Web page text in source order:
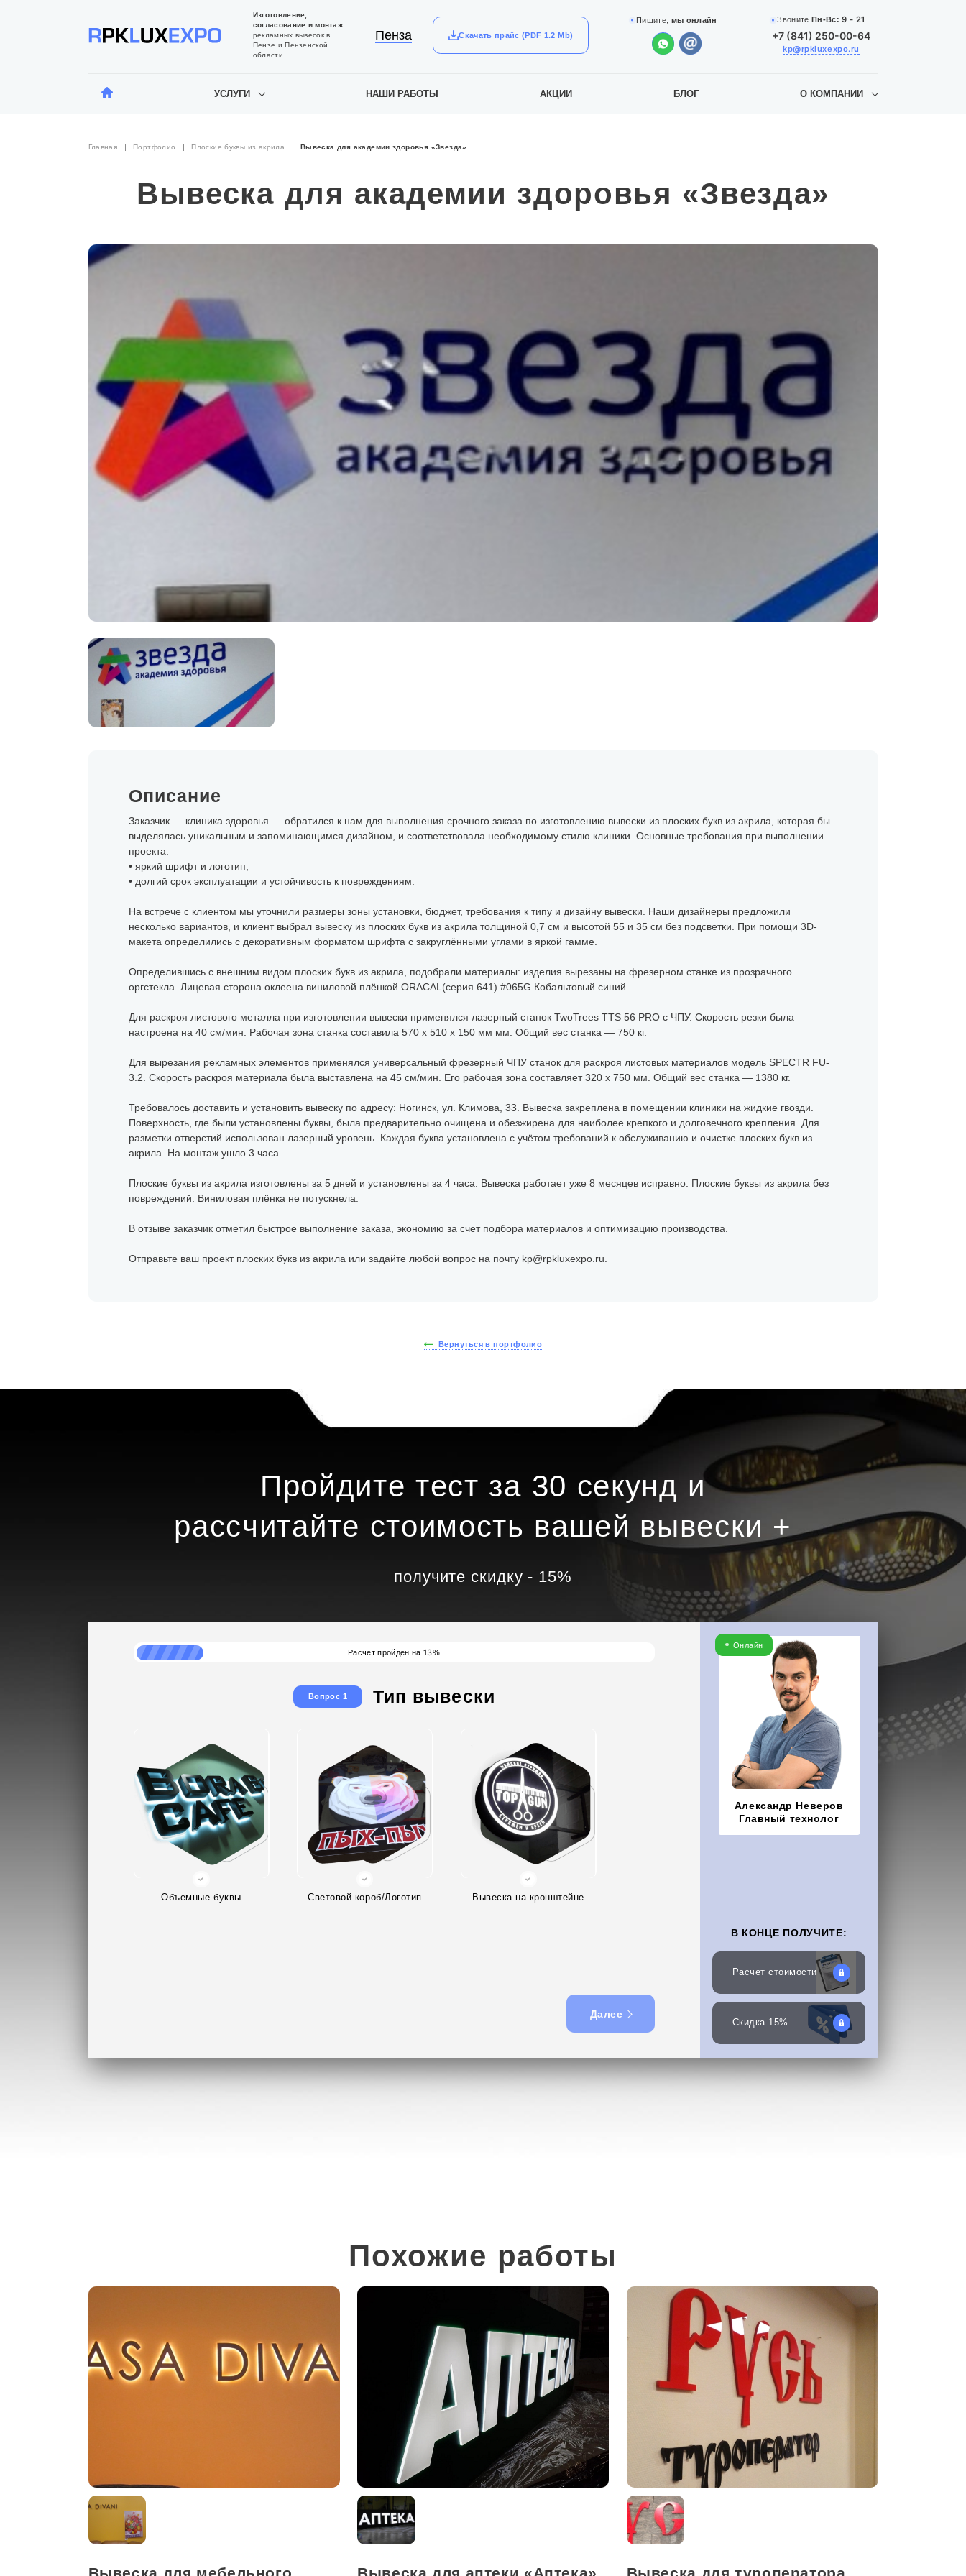
Изготовление,
согласование и монтаж
рекламных вывесок в
Пензе и Пензенской
области
Пенза Скачать прайс (PDF 1.2 Mb)
Пишите, мы онлайн Звоните Пн-Вс:9 - 21
+7 (841) 250-00-64
kp@rpkluxexpo.ru
УСЛУГИ НАШИ РАБОТЫ АКЦИИ БЛОГ О КОМПАНИИ
Главная Портфолио Плоские буквы из акрила Вывеска для академии здоровья «Звезда»
Вывеска для академии здоровья «Звезда»
Описание
Заказчик — клиника здоровья — обратился к нам для выполнения срочного заказа по изготовлению вывески из плоских букв из акрила, которая бы
выделялась уникальным и запоминающимся дизайном, и соответствовала необходимому стилю клиники. Основные требования при выполнении
проекта:
• яркий шрифт и логотип;
• долгий срок эксплуатации и устойчивость к повреждениям.
На встрече с клиентом мы уточнили размеры зоны установки, бюджет, требования к типу и дизайну вывески. Наши дизайнеры предложили
несколько вариантов, и клиент выбрал вывеску из плоских букв из акрила толщиной 0,7 см и высотой 55 и 35 см без подсветки. При помощи 3D-
макета определились с декоративным форматом шрифта с закруглёнными углами в яркой гамме.
Определившись с внешним видом плоских букв из акрила, подобрали материалы: изделия вырезаны на фрезерном станке из прозрачного
оргстекла. Лицевая сторона оклеена виниловой плёнкой ORACAL(серия 641) #065G Кобальтовый синий.
Для раскроя листового металла при изготовлении вывески применялся лазерный станок TwoTrees TTS 56 PRO с ЧПУ. Скорость резки была
настроена на 40 см/мин. Рабочая зона станка составила 570 x 510 x 150 мм мм. Общий вес станка — 750 кг.
Для вырезания рекламных элементов применялся универсальный фрезерный ЧПУ станок для раскроя листовых материалов модель SPECTR FU-
3.2. Скорость раскроя материала была выставлена на 45 см/мин. Его рабочая зона составляет 320 х 750 мм. Общий вес станка — 1380 кг.
Требовалось доставить и установить вывеску по адресу: Ногинск, ул. Климова, 33. Вывеска закреплена в помещении клиники на жидкие гвозди.
Поверхность, где были установлены буквы, была предварительно очищена и обезжирена для наиболее крепкого и долговечного крепления. Для
разметки отверстий использован лазерный уровень. Каждая буква установлена с учётом требований к обслуживанию и очистке плоских букв из
акрила. На монтаж ушло 3 часа.
Плоские буквы из акрила изготовлены за 5 дней и установлены за 4 часа. Вывеска работает уже 8 месяцев исправно. Плоские буквы из акрила без
повреждений. Виниловая плёнка не потускнела.
В отзыве заказчик отметил быстрое выполнение заказа, экономию за счет подбора материалов и оптимизацию производства.
Отправьте ваш проект плоских букв из акрила или задайте любой вопрос на почту kp@rpkluxexpo.ru.
Вернуться в портфолио
Пройдите тест за 30 секунд и
рассчитайте стоимость вашей вывески +
получите скидку - 15%
Расчет пройден на13%
Вопрос 1 Тип вывески
Объемные буквы Световой короб/Логотип Вывеска на кронштейне
Далее
Онлайн
Александр Неверов
Главный технолог
В КОНЦЕ ПОЛУЧИТЕ:
Расчет стоимости
Скидка 15%
Похожие работы
Вывеска для мебельного Вывеска для аптеки «Аптека» Вывеска для туроператора